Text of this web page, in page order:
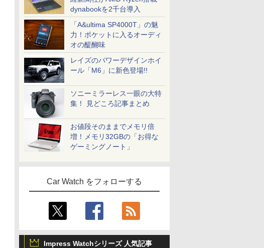
dynabookを2千台導入
「A&ultima SP4000T」の魅
力！ポケットに入るオーディ
オの醍醐味
レイズのパワーデザインホイ
ール「M6」に新色登場!!
ソニーミラーレス一眼の大特
集！ 見どころ記事まとめ
お値段そのままでメモリ倍
増！メモリ32GBの「お得な
ゲーミングノート」
Car Watch をフォローする
Impress Watchシリーズ 人気記事